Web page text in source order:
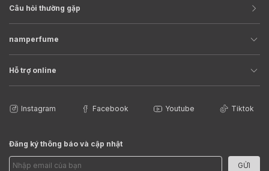
Câu hỏi thường gặp
namperfume
Hỗ trợ online
Instagram Facebook Youtube Tiktok
Đăng ký thông báo và cập nhật
GỬI